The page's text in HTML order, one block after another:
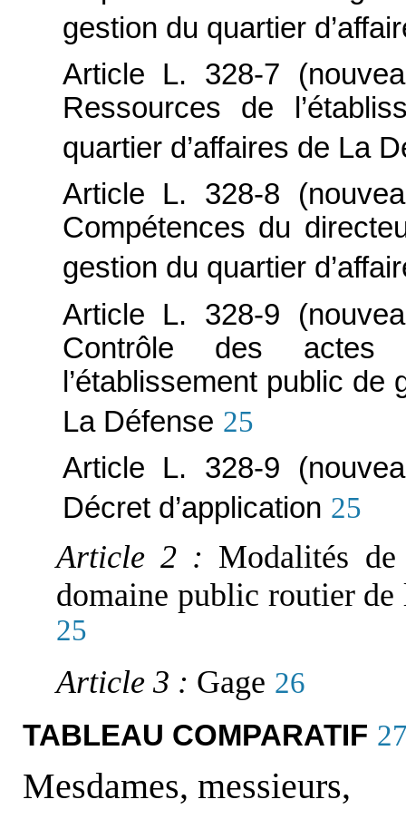
gestion du quartier
Article L. 328-7
Ressources de
quartier d’affaires de La
Article L. 328-8
Compétences du
gestion du quartier
Article L. 328-9
Contrôle des
l’établissement public de
La Défense 25
Article L. 328-9
Décret d’application 25
Article 2 : Modalités de
domaine public routier de
25
Article 3 : Gage 26
TABLEAU COMPARATIF
Mesdames, messieurs,